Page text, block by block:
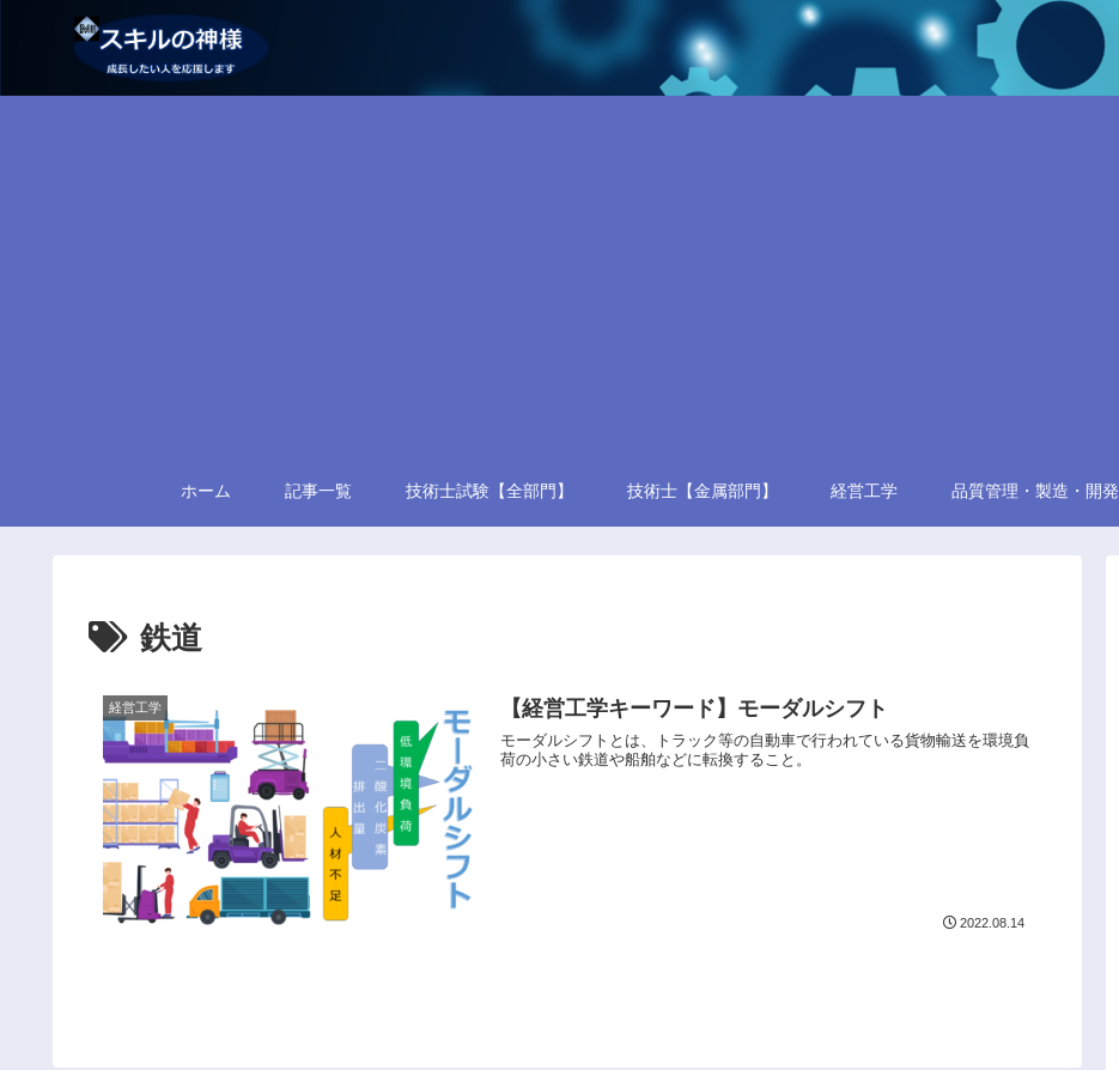
ホーム 記事一覧 技術士試験【全部門】 技術士【金属部門】 経営工学 品質管理・製造・開発
鉄道
経営工学 【経営工学キーワード】モーダルシフト
モーダルシフトとは、トラック等の自動車で行われている貨物輸送を環境負
荷の小さい鉄道や船舶などに転換すること。
2022.08.14